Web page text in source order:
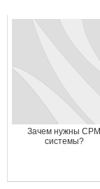
Зачем нужны СРМ
системы?